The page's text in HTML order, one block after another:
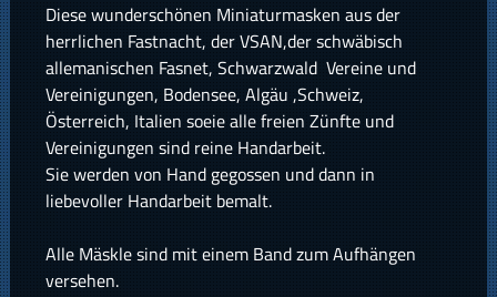
Diese wunderschönen Miniaturmasken aus der
herrlichen Fastnacht, der VSAN,der schwäbisch
allemanischen Fasnet, Schwarzwald Vereine und
Vereinigungen, Bodensee, Algäu ,Schweiz,
Österreich, Italien soeie alle freien Zünfte und
Vereinigungen sind reine Handarbeit.
Sie werden von Hand gegossen und dann in
liebevoller Handarbeit bemalt.
Alle Mäskle sind mit einem Band zum Aufhängen
versehen.